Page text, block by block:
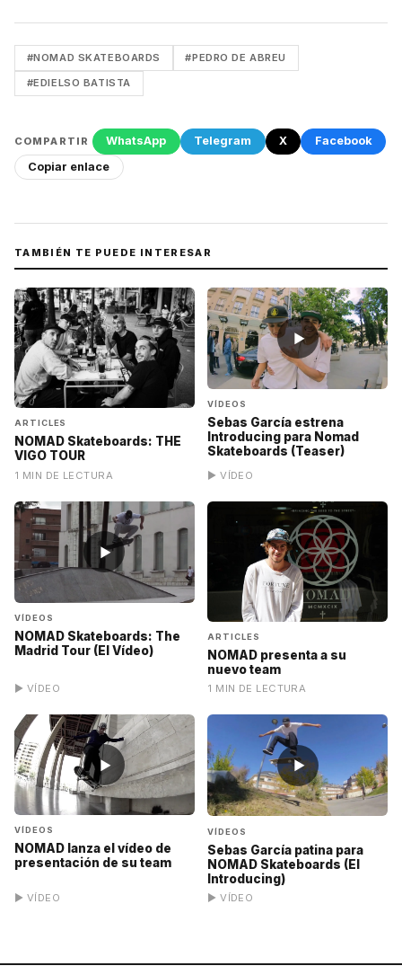
#NOMAD SKATEBOARDS #PEDRO DE ABREU
#EDIELSO BATISTA
COMPARTIR WhatsApp Telegram X
Facebook
Copiar enlace
TAMBIÉN TE PUEDE INTERESAR
ARTICLES
NOMAD Skateboards: THE
VIGO TOUR
1 MIN DE LECTURA
▶
VÍDEOS
Sebas García estrena
Introducing para Nomad
Skateboards (Teaser)
▶ VÍDEO
▶
VÍDEOS
NOMAD Skateboards: The
Madrid Tour (El Vídeo)
▶ VÍDEO
ARTICLES
NOMAD presenta a su
nuevo team
1 MIN DE LECTURA
▶
VÍDEOS
NOMAD lanza el vídeo de
presentación de su team
▶ VÍDEO
▶
VÍDEOS
Sebas García patina para
NOMAD Skateboards (El
Introducing)
▶ VÍDEO